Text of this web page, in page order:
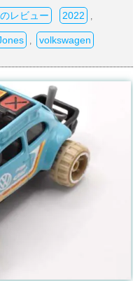
レビュー 2022
volkswagen